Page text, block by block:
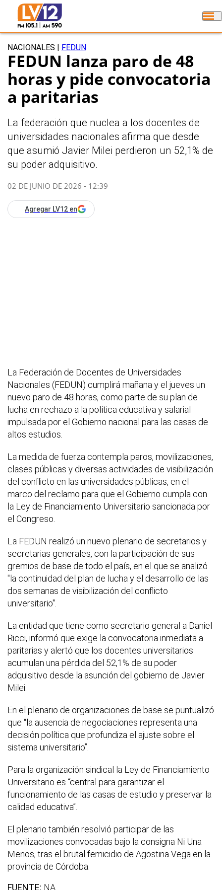
NACIONALES FEDUN
FEDUN lanza paro de 48
horas y pide convocatoria
a paritarias
La federación que nuclea a los docentes de
universidades nacionales afirma que desde
que asumió Javier Milei perdieron un 52,1% de
su poder adquisitivo.
02 DE JUNIO DE 2026 - 12:39
Agregar LV12 en
La Federación de Docentes de Universidades
Nacionales (FEDUN) cumplirá mañana y el jueves un
nuevo paro de 48 horas, como parte de su plan de
lucha en rechazo a la política educativa y salarial
impulsada por el Gobierno nacional para las casas de
altos estudios.
La medida de fuerza contempla paros, movilizaciones,
clases públicas y diversas actividades de visibilización
del conflicto en las universidades públicas, en el
marco del reclamo para que el Gobierno cumpla con
la Ley de Financiamiento Universitario sancionada por
el Congreso.
La FEDUN realizó un nuevo plenario de secretarios y
secretarias generales, con la participación de sus
gremios de base de todo el país, en el que se analizó
"la continuidad del plan de lucha y el desarrollo de las
dos semanas de visibilización del conflicto
universitario".
La entidad que tiene como secretario general a Daniel
Ricci, informó que exige la convocatoria inmediata a
paritarias y alertó que los docentes universitarios
acumulan una pérdida del 52,1% de su poder
adquisitivo desde la asunción del gobierno de Javier
Milei.
En el plenario de organizaciones de base se puntualizó
que “la ausencia de negociaciones representa una
decisión política que profundiza el ajuste sobre el
sistema universitario”.
Para la organización sindical la Ley de Financiamiento
Universitario es “central para garantizar el
funcionamiento de las casas de estudio y preservar la
calidad educativa”.
El plenario también resolvió participar de las
movilizaciones convocadas bajo la consigna Ni Una
Menos, tras el brutal femicidio de Agostina Vega en la
provincia de Córdoba.
FUENTE: NA